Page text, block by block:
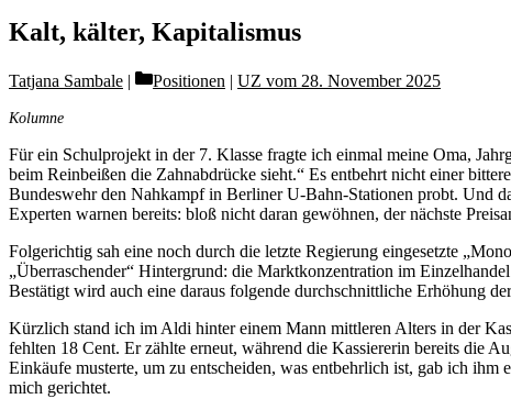
Kalt, kälter, Kapitalismus
Tatjana Sambale Categories
Positionen | UZ vom 28. November 2025
Kolumne
Für ein Schulprojekt in der 7. Klasse fragte ich einmal meine Oma,
beim Reinbeißen die Zahnabdrücke sieht.“ Es entbehrt nicht einer
Bundeswehr den Nahkampf in Berliner U-Bahn-Stationen probt. Und
Experten warnen bereits: bloß nicht daran gewöhnen, der nächste
Folgerichtig sah eine noch durch die letzte Regierung eingesetzte
„Überraschender“ Hintergrund: die Marktkonzentration im
Bestätigt wird auch eine daraus folgende durchschnittliche Erhöhung
Kürzlich stand ich im Aldi hinter einem Mann mittleren Alters in der
fehlten 18 Cent. Er zählte erneut, während die Kassiererin bereits die
Einkäufe musterte, um zu entscheiden, was entbehrlich ist, gab ich
mich gerichtet.